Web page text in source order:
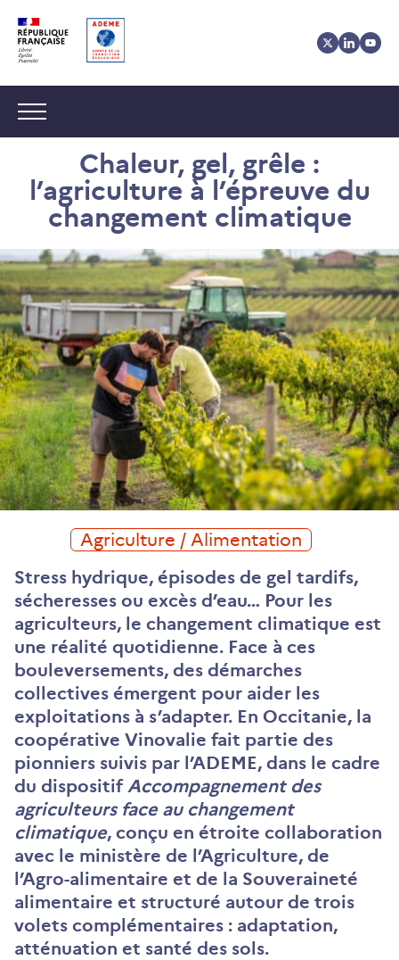
au
contenu
au
menu
des
cookies
Navigation :
Chaleur, gel, grêle :
l’agriculture à l’épreuve du
changement climatique
Agriculture / Alimentation
Stress hydrique, épisodes de gel tardifs,
sécheresses ou excès d’eau… Pour les
agriculteurs, le changement climatique est
une réalité quotidienne. Face à ces
bouleversements, des démarches
collectives émergent pour aider les
exploitations à s’adapter. En Occitanie, la
coopérative Vinovalie fait partie des
pionniers suivis par l’ADEME, dans le cadre
du dispositif Accompagnement des
agriculteurs face au changement
climatique, conçu en étroite collaboration
avec le ministère de l’Agriculture, de
l’Agro-alimentaire et de la Souveraineté
alimentaire et structuré autour de trois
volets complémentaires : adaptation,
atténuation et santé des sols.